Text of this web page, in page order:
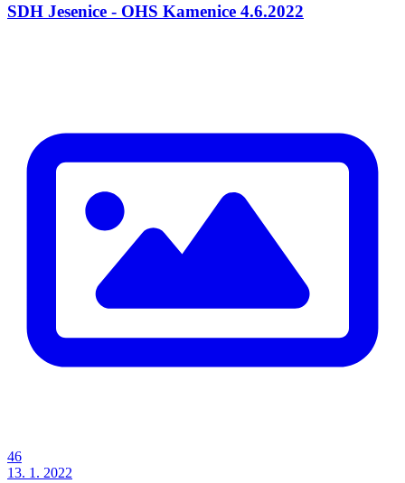
SDH Jesenice - OHS Kamenice 4.6.2022
46
13. 1. 2022